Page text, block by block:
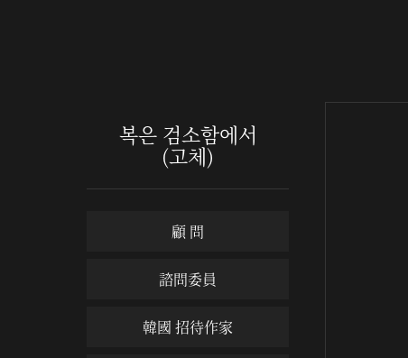
복은 검소함에서
(고체)
顧 問
諮問委員
韓國 招待作家